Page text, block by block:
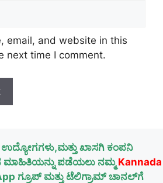
email, and website in this
next time I comment.
ಖಾಸಗಿ ಕಂಪನಿ
ಮಾಹಿತಿಯನ್ನು ಪಡೆಯಲು ನಮ್ಮ Kannada
ಗ್ರೂಪ್ ಮತ್ತು ಟೆಲಿಗ್ರಾಮ್ ಚಾನಲ್‌ಗೆ